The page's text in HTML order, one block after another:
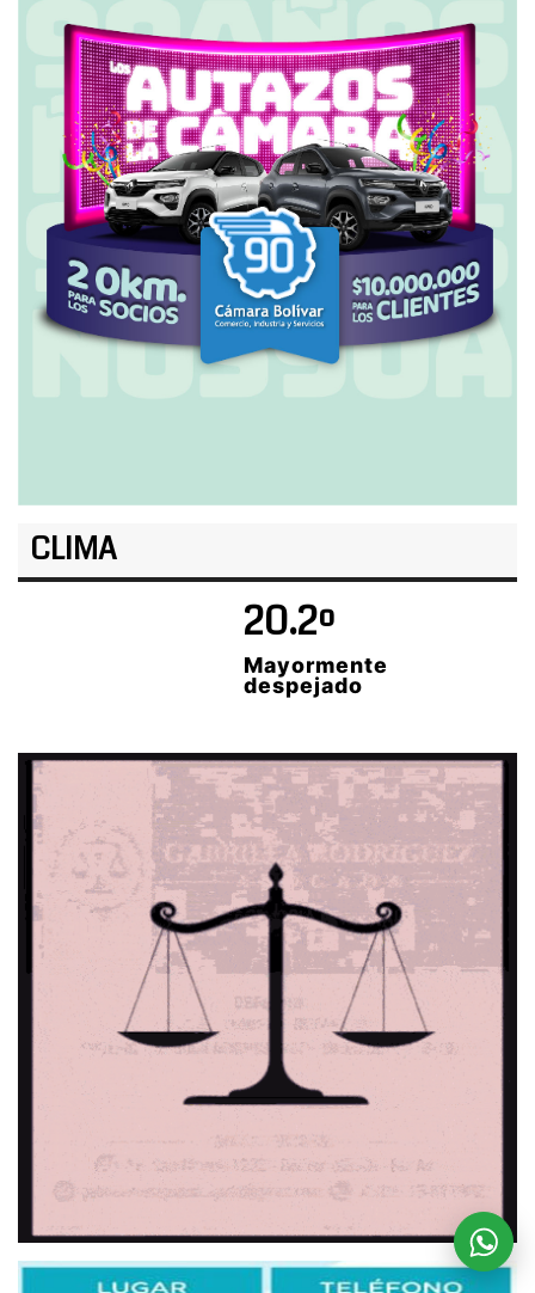
CLIMA
20.2º
Mayormente
despejado